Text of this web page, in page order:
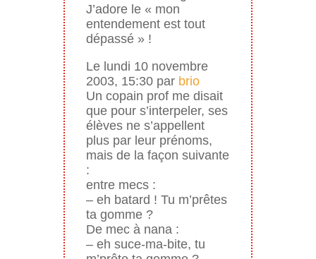
J’adore le « mon
entendement est tout
dépassé » !
Le lundi 10 novembre
2003, 15:30 par brio
Un copain prof me disait
que pour s’interpeler, ses
élèves ne s’appellent
plus par leur prénoms,
mais de la façon suivante
:
entre mecs :
– eh batard ! Tu m’prêtes
ta gomme ?
De mec à nana :
– eh suce-ma-bite, tu